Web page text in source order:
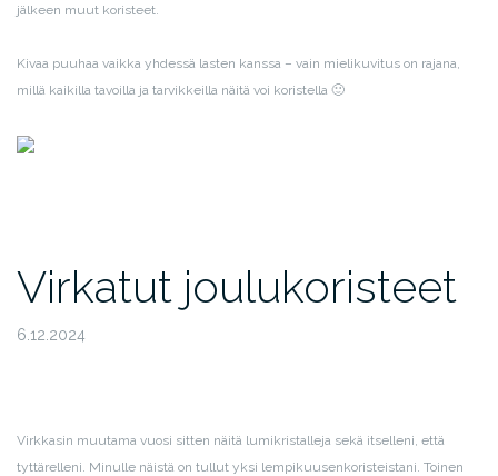
jälkeen muut koristeet.
Kivaa puuhaa vaikka yhdessä lasten kanssa – vain mielikuvitus on rajana,
millä kaikilla tavoilla ja tarvikkeilla näitä voi koristella 🙂
Virkatut joulukoristeet
6.12.2024
Virkkasin muutama vuosi sitten näitä lumikristalleja sekä itselleni, että
tyttärelleni. Minulle näistä on tullut yksi lempikuusenkoristeistani. Toinen